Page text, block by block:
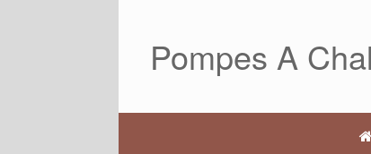
contentPompes A